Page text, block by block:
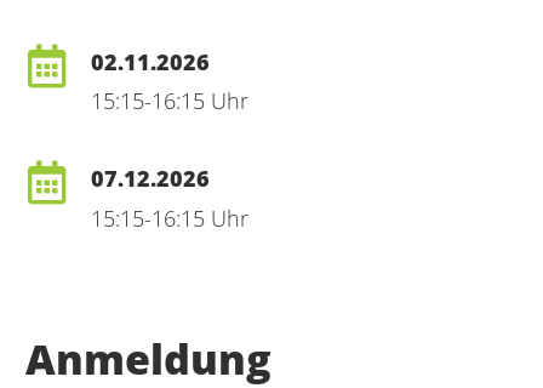
02.11.2026
15:15-16:15 Uhr
07.12.2026
15:15-16:15 Uhr
Anmeldung